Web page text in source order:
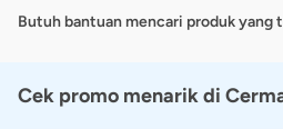
Butuh bantuan mencari produk yang
Cek promo menarik di